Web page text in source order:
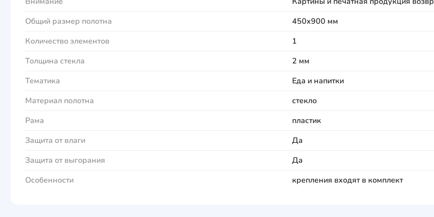
Общий размер полотна
450x900 мм
Количество элементов
1
Толщина стекла
2 мм
Тематика
Еда и напитки
Материал полотна
стекло
Рама
пластик
Защита от влаги
Да
Защита от выгорания
Да
Особенности
крепления входят в комплект